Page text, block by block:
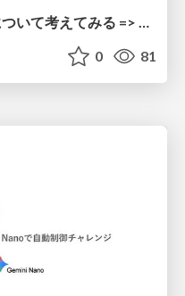
生成AI時代のアウトプットについて考えてみる => 田植えしよう。
0 81